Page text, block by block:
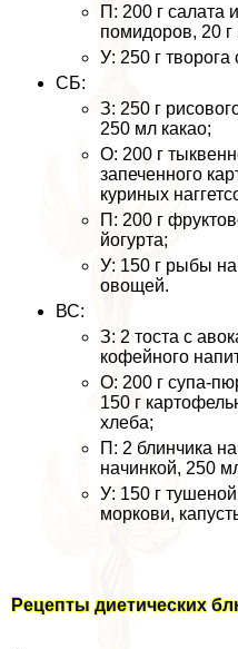
П: 200 г салата
помидоров, 20 г
У: 250 г
СБ:
З: 250 г
250 мл какао;
О: 200 г
запеченного
куриных
П: 200 г
йогурта;
У: 150 г рыбы на
овощей.
ВС:
З: 2 тоста с
кофейного
О: 200 г супа-
150 г
хлеба;
П: 2 блинчика
начинкой, 250
У: 150 г
моркови,
Рецепты диетических